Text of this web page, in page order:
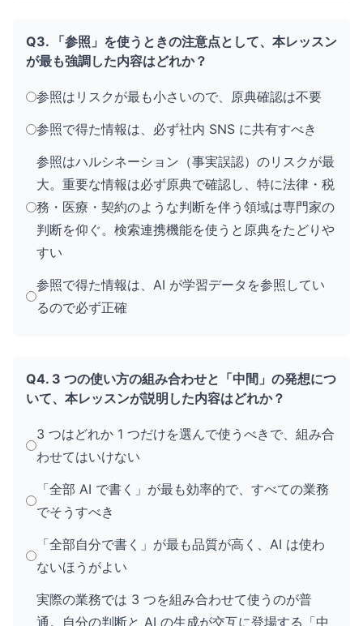
Q3. 「参照」を使うときの注意点として、本レッスン
が最も強調した内容はどれか？
参照はリスクが最も小さいので、原典確認は不要
参照で得た情報は、必ず社内 SNS に共有すべき
参照はハルシネーション（事実誤認）のリスクが最
大。重要な情報は必ず原典で確認し、特に法律・税
務・医療・契約のような判断を伴う領域は専門家の
判断を仰ぐ。検索連携機能を使うと原典をたどりや
すい
参照で得た情報は、AI が学習データを参照してい
るので必ず正確
Q4. 3 つの使い方の組み合わせと「中間」の発想につ
いて、本レッスンが説明した内容はどれか？
3 つはどれか 1 つだけを選んで使うべきで、組み合
わせてはいけない
「全部 AI で書く」が最も効率的で、すべての業務
でそうすべき
「全部自分で書く」が最も品質が高く、AI は使わ
ないほうがよい
実際の業務では 3 つを組み合わせて使うのが普
通。自分の判断と AI の生成が交互に登場する「中